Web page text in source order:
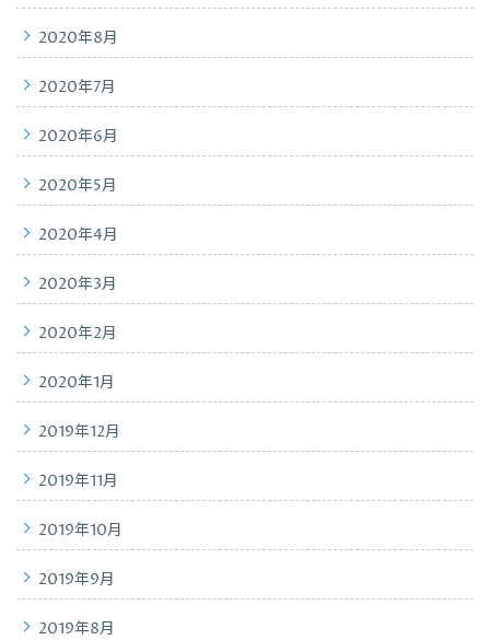
2020年8月
2020年7月
2020年6月
2020年5月
2020年4月
2020年3月
2020年2月
2020年1月
2019年12月
2019年11月
2019年10月
2019年9月
2019年8月